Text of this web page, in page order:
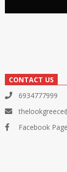
CONTACT US
6934777999
Facebook Page